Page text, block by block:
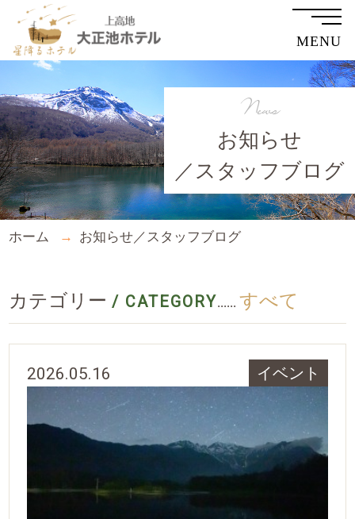
MENU
お知らせ
／スタッフブログ
News
ホーム お知らせ／スタッフブログ
カテゴリー / CATEGORY...... すべて
2026.05.16 イベント